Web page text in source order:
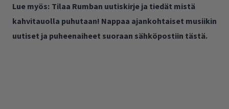
Lue myös: Tilaa Rumban uutiskirje ja tiedät mistä
kahvitauolla puhutaan! Nappaa ajankohtaiset musiikin
uutiset ja puheenaiheet suoraan sähköpostiin tästä.